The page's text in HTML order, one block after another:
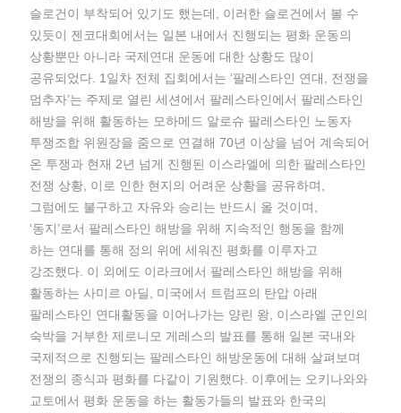
슬로건이 부착되어 있기도 했는데, 이러한 슬로건에서 볼 수
있듯이 젠코대회에서는 일본 내에서 진행되는 평화 운동의
상황뿐만 아니라 국제연대 운동에 대한 상황도 많이
공유되었다. 1일차 전체 집회에서는 ‘팔레스타인 연대, 전쟁을
멈추자’는 주제로 열린 세션에서 팔레스타인에서 팔레스타인
해방을 위해 활동하는 모하메드 알로슈 팔레스타인 노동자
투쟁조합 위원장을 줌으로 연결해 70년 이상을 넘어 계속되어
온 투쟁과 현재 2년 넘게 진행된 이스라엘에 의한 팔레스타인
전쟁 상황, 이로 인한 현지의 어려운 상황을 공유하며,
그럼에도 불구하고 자유와 승리는 반드시 올 것이며,
‘동지’로서 팔레스타인 해방을 위해 지속적인 행동을 함께
하는 연대를 통해 정의 위에 세워진 평화를 이루자고
강조했다. 이 외에도 이라크에서 팔레스타인 해방을 위해
활동하는 사미르 아딜, 미국에서 트럼프의 탄압 아래
팔레스타인 연대활동을 이어나가는 양린 왕, 이스라엘 군인의
숙박을 거부한 제로니모 게레스의 발표를 통해 일본 국내와
국제적으로 진행되는 팔레스타인 해방운동에 대해 살펴보며
전쟁의 종식과 평화를 다같이 기원했다. 이후에는 오키나와와
교토에서 평화 운동을 하는 활동가들의 발표와 한국의